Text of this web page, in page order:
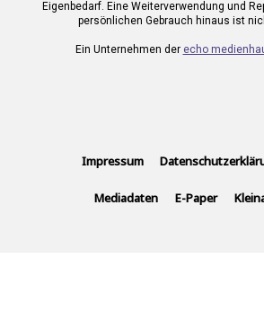
Eigenbedarf. Eine Weiterverwendung und
persönlichen Gebrauch hinaus ist
Ein Unternehmen der echo
Impressum
Mediadaten E-Paper